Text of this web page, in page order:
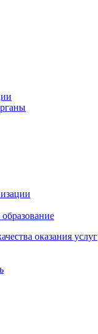
оказания услуг